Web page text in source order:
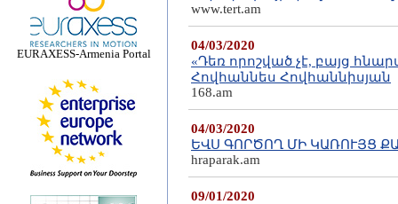
EURAXESS-Armenia Portal
www.tert.am
04/03/2020
«Դեռ որոշված չէ, բայց
Հովհաննես Հովհաննիսյան
168.am
04/03/2020
ԵՎՍ ԳՈՐԾՈՂ ՄԻ ԿԱՌՈՒՅՑ
hraparak.am
09/01/2020